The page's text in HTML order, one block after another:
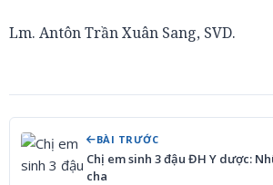
Lm. Antôn Trần Xuân Sang, SVD.
BÀI TRƯỚC
Chị em sinh 3 đậu ĐH Y dược:
cha